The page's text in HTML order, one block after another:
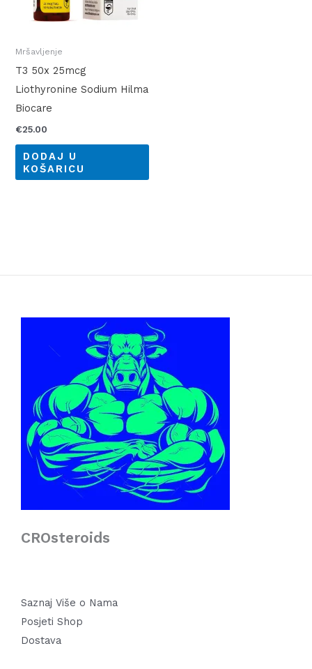
Mršavljenje
T3 50x 25mcg
Liothyronine Sodium Hilma
Biocare
€25.00
DODAJ U
KOŠARICU
CROsteroids
Saznaj Više o Nama
Posjeti Shop
Dostava